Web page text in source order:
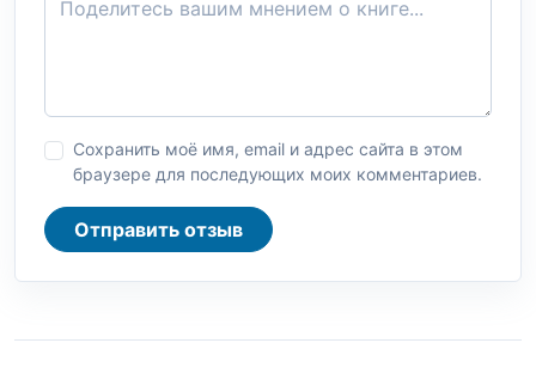
Сохранить моё имя, email и адрес сайта в этом
браузере для последующих моих комментариев.
Отправить отзыв